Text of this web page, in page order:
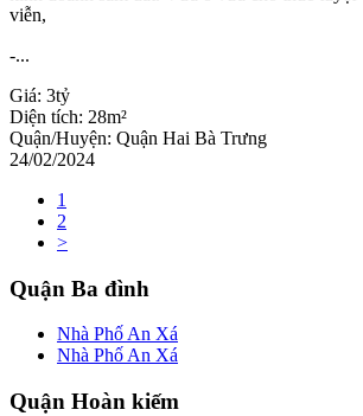
viễn,
-...
Giá: 3tỷ
Diện tích: 28m²
Quận/Huyện: Quận Hai Bà Trưng
24/02/2024
1
2
>
Quận Ba đình
Nhà Phố An Xá
Nhà Phố An Xá
Quận Hoàn kiếm